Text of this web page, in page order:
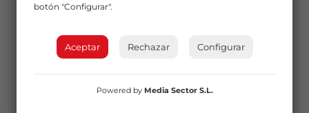
botón "Configurar".
Aceptar Rechazar Configurar
Powered by Media Sector S.L.